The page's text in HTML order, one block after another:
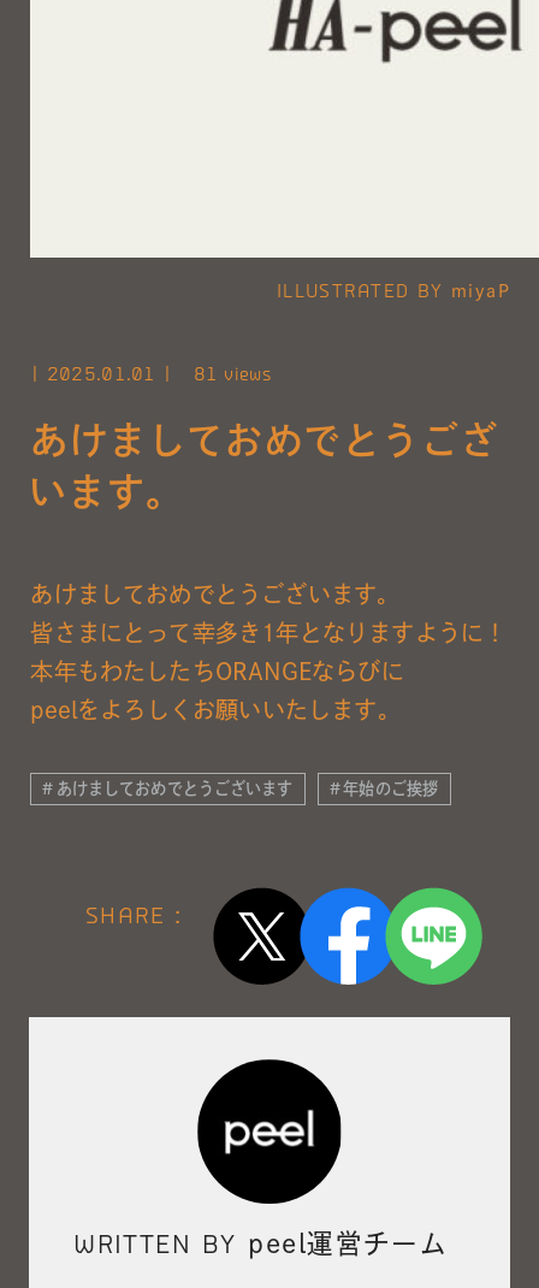
ILLUSTRATED BY miyaP
2025.01.01 81 views
あけましておめでとうござ
います。
あけましておめでとうございます。
皆さまにとって 幸多き1年となりますように！
本年もわたしたちORANGEならびに
peelをよろしくお願いいたします。
あけましておめでとうございます 年始のご挨拶
SHARE :
WRITTEN BY peel運営チーム